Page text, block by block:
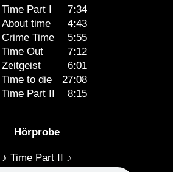
Time Part I
7:34
About time
4:43
Crime Time
5:55
Time Out
7:12
Zeitgeist
6:01
Time to die
27:08
Time Part II 8:15
Hörprobe
♪ Time Part II ♪